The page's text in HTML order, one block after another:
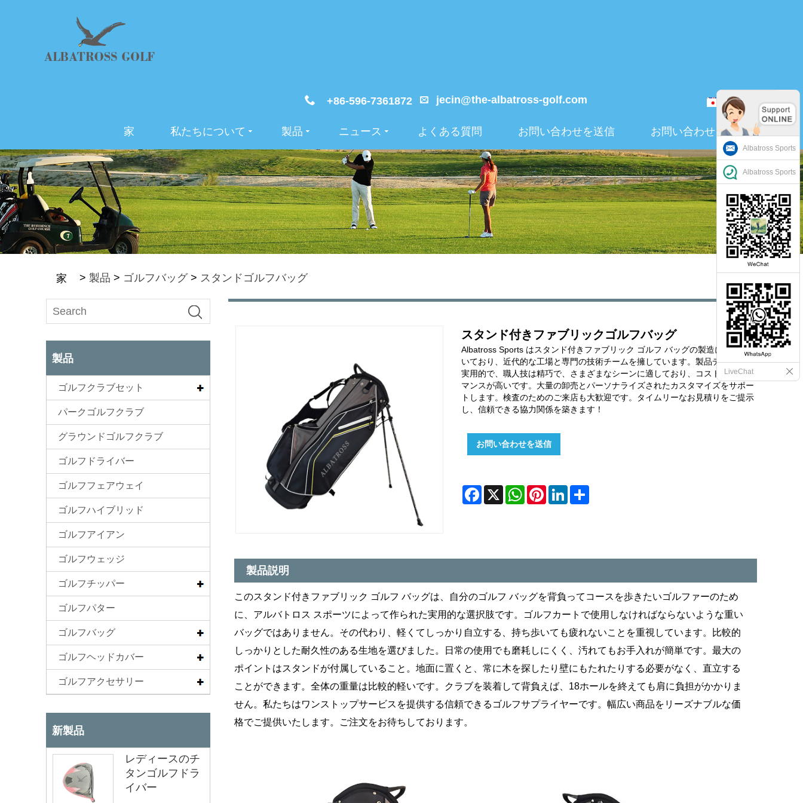
+86-596-7361872 jecin@the-albatross-golf.com 日本語
家 私たちについて 製品 ニュース よくある質問 お問い合わせを送信 お問い合わせ
家 > 製品 > ゴルフバッグ> スタンドゴルフバッグ
製品
ゴルフクラブセット
パークゴルフクラブ
グラウンドゴルフクラブ
ゴルフドライバー
ゴルフフェアウェイ
ゴルフハイブリッド
ゴルフアイアン
ゴルフウェッジ
ゴルフチッパー
ゴルフパター
ゴルフバッグ
ゴルフヘッドカバー
ゴルフアクセサリー
新製品
レディースのチ
タンゴルフドラ
イバー
スタンド付きファブリックゴルフバッグ
Albatross Sports はスタンド付きファブリック ゴルフ バッグの製造に重点を置
いており、近代的な工場と専門の技術チームを擁しています。製品デザインは
実用的で、職人技は精巧で、さまざまなシーンに適しており、コストパフォー
マンスが高いです。大量の卸売とパーソナライズされたカスタマイズをサポー
トします。検査のためのご来店も大歓迎です。タイムリーなお見積りをご提示
し、信頼できる協力関係を築きます！
お問い合わせを送信
Facebook
X WhatsApp
Pinterest
LinkedIn
製品説明
このスタンド付きファブリック ゴルフ バッグは、自分のゴルフ バッグを背負ってコースを歩きたいゴルファーのため
に、アルバトロス スポーツによって作られた実用的な選択肢です。ゴルフカートで使用しなければならないような重い
バッグではありません。その代わり、軽くてしっかり自立する、持ち歩いても疲れないことを重視しています。比較的
しっかりとした耐久性のある生地を選びました。日常の使用でも磨耗しにくく、汚れてもお手入れが簡単です。最大の
ポイントはスタンドが付属していること。地面に置くと、常に木を探したり壁にもたれたりする必要がなく、直立する
ことができます。全体の重量は比較的軽いです。クラブを装着して背負えば、18ホールを終えても肩に負担がかかりま
せん。私たちはワンストップサービスを提供する信頼できるゴルフサプライヤーです。幅広い商品をリーズナブルな価
格でご提供いたします。ご注文をお待ちしております。
Albatross Sports
Albatross Sports
LiveChat